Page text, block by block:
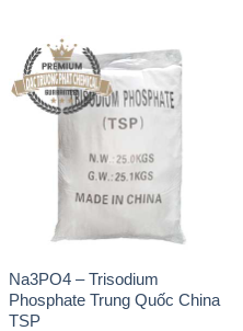
Na3PO4 – Trisodium
Phosphate Trung Quốc China
TSP